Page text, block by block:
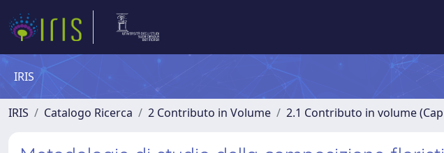
IRIS
IRIS Catalogo Ricerca 2 Contributo in Volume 2.1 Contributo in volume